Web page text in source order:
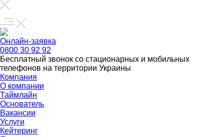
Онлайн-заявка
0800 30 92 92
Бесплатный звонок со стационарных и мобильных
телефонов на территории Украины
Компания
О компании
Таймлайн
Основатель
Вакансии
Услуги
Кейтеринг